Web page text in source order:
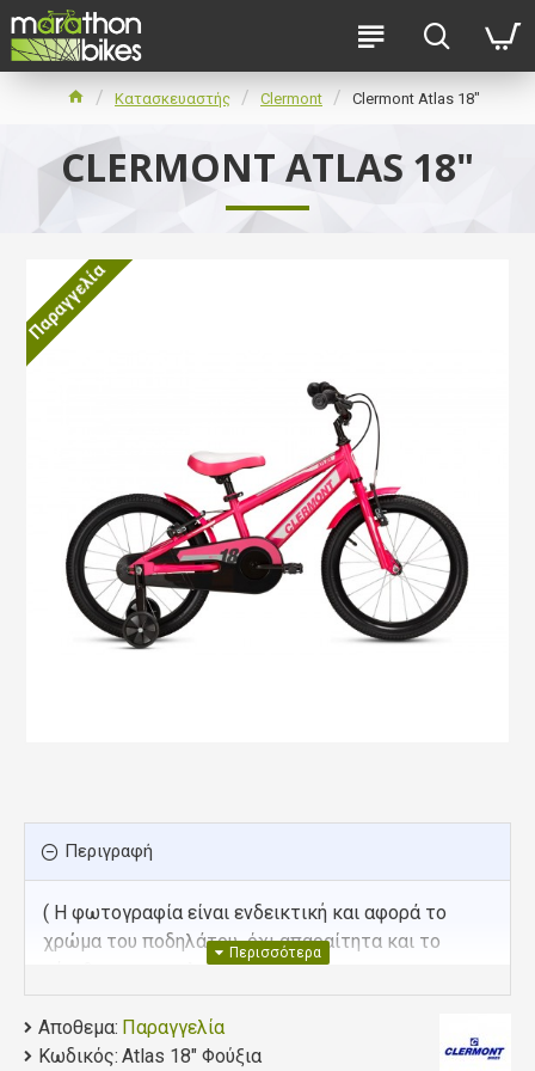
Κατασκευαστής Clermont Clermont Atlas 18"
CLERMONT ATLAS 18"
Παραγγελία
Περιγραφή
( Η φωτογραφία είναι ενδεικτική και αφορά το
χρώμα του ποδηλάτου όχι απαραίτητα και το
μέγεθος του σκελετού )
Τεχνικά χαρακτηριστικά
Αποθεμα: Παραγγελία
Κωδικός: Atlas 18" Φούξια